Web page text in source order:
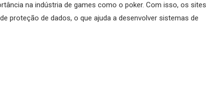
na indústria de games como o poker. Com isso, os sites
proteção de dados, o que ajuda a desenvolver sistemas de